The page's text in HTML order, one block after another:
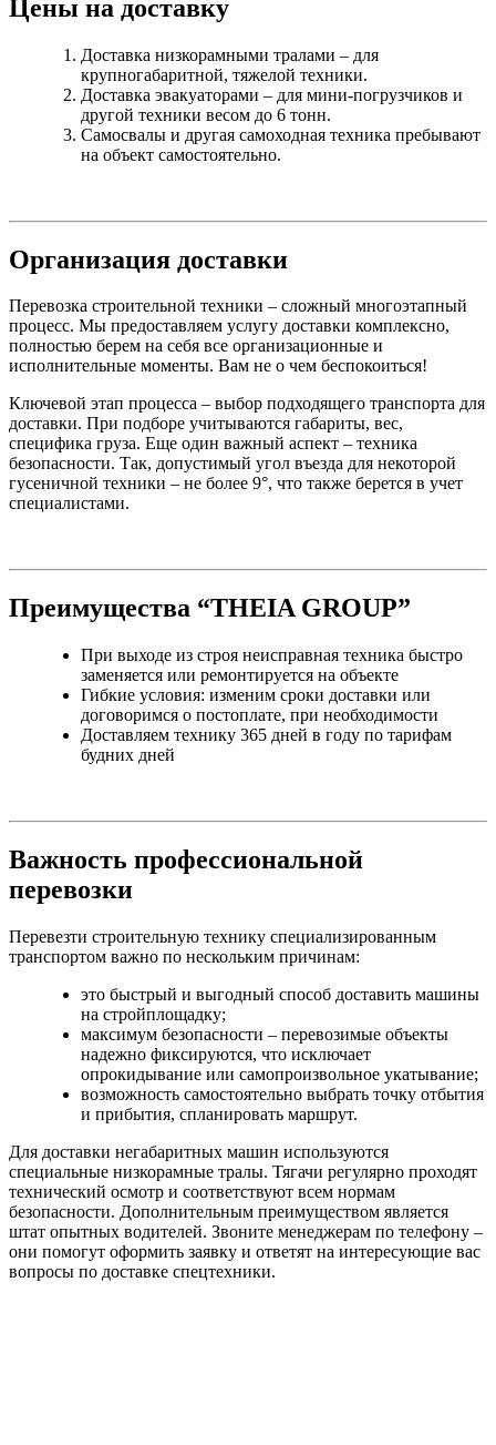
Цены на доставку
Доставка низкорамными тралами – для
крупногабаритной, тяжелой техники.
Доставка эвакуаторами – для мини-погрузчиков и
другой техники весом до 6 тонн.
Самосвалы и другая самоходная техника пребывают
на объект самостоятельно.
Организация доставки
Перевозка строительной техники – сложный многоэтапный
процесс. Мы предоставляем услугу доставки комплексно,
полностью берем на себя все организационные и
исполнительные моменты. Вам не о чем беспокоиться!
Ключевой этап процесса – выбор подходящего транспорта для
доставки. При подборе учитываются габариты, вес,
специфика груза. Еще один важный аспект – техника
безопасности. Так, допустимый угол въезда для некоторой
гусеничной техники – не более 9°, что также берется в учет
специалистами.
Преимущества “THEIA GROUP”
При выходе из строя неисправная техника быстро
заменяется или ремонтируется на объекте
Гибкие условия: изменим сроки доставки или
договоримся о постоплате, при необходимости
Доставляем технику 365 дней в году по тарифам
будних дней
Важность профессиональной
перевозки
Перевезти строительную технику специализированным
транспортом важно по нескольким причинам:
это быстрый и выгодный способ доставить машины
на стройплощадку;
максимум безопасности – перевозимые объекты
надежно фиксируются, что исключает
опрокидывание или самопроизвольное укатывание;
возможность самостоятельно выбрать точку отбытия
и прибытия, спланировать маршрут.
Для доставки негабаритных машин используются
специальные низкорамные тралы. Тягачи регулярно проходят
технический осмотр и соответствуют всем нормам
безопасности. Дополнительным преимуществом является
штат опытных водителей. Звоните менеджерам по телефону –
они помогут оформить заявку и ответят на интересующие вас
вопросы по доставке спецтехники.